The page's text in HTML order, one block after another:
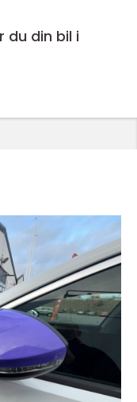
du din bil i